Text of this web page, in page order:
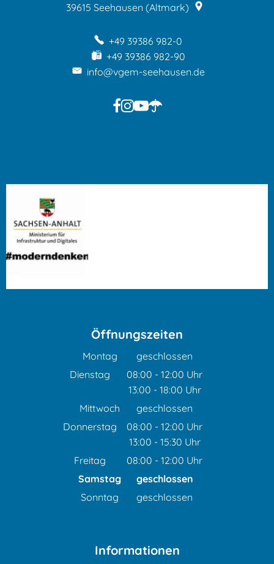
39615 Seehausen (Altmark)
+49 39386 982-0
+49 39386 982-90
info@vgem-seehausen.de
Öffnungszeiten
Montag
geschlossen
Dienstag
08:00 - 12:00 Uhr
Von 08:00 bis 12:00 Uhr
13:00 - 18:00 Uhr
Von 13:00 bis 18:00 Uhr
Mittwoch
geschlossen
Donnerstag
08:00 - 12:00 Uhr
Von 08:00 bis 12:00 Uhr
13:00 - 15:30 Uhr
Von 13:00 bis 15:30 Uhr
Freitag 08:00 - 12:00 Uhr
Von 08:00 bis 12:00 Uhr
Samstag
geschlossen
Sonntag
geschlossen
Informationen